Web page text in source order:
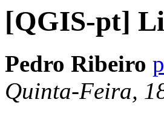
[QGIS-pt]
Pedro Ribeiro
Quinta-Feira,